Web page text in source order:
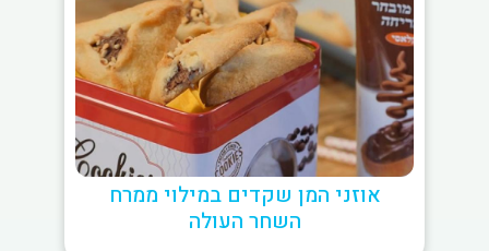
אוזני המן שקדים במילוי ממרח
השחר העולה